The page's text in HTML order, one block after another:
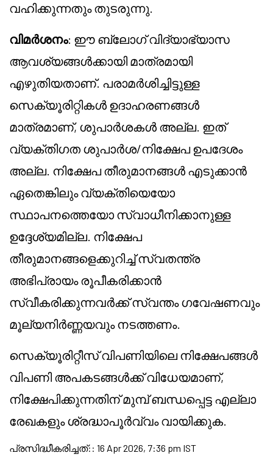
വഹിക്കുന്നതും തുടരുന്നു.
വിമർശനം: ഈ ബ്ലോഗ് വിദ്യാഭ്യാസ
ആവശ്യങ്ങൾക്കായി മാത്രമായി
എഴുതിയതാണ്. പരാമർശിച്ചിട്ടുള്ള
സെക്യൂരിറ്റികൾ ഉദാഹരണങ്ങൾ
മാത്രമാണ്, ശുപാർശകൾ അല്ല. ഇത്
വ്യക്തിഗത ശുപാർശ/നിക്ഷേപ ഉപദേശം
അല്ല. നിക്ഷേപ തീരുമാനങ്ങൾ എടുക്കാൻ
ഏതെങ്കിലും വ്യക്തിയെയോ
സ്ഥാപനത്തെയോ സ്വാധീനിക്കാനുള്ള
ഉദ്ദേശ്യമില്ല. നിക്ഷേപ
തീരുമാനങ്ങളെക്കുറിച്ച് സ്വതന്ത്ര
അഭിപ്രായം രൂപീകരിക്കാൻ
സ്വീകരിക്കുന്നവർക്ക് സ്വന്തം ഗവേഷണവും
മൂല്യനിർണ്ണയവും നടത്തണം.
സെക്യൂരിറ്റീസ് വിപണിയിലെ നിക്ഷേപങ്ങൾ
വിപണി അപകടങ്ങൾക്ക് വിധേയമാണ്,
നിക്ഷേപിക്കുന്നതിന് മുമ്പ് ബന്ധപ്പെട്ട എല്ലാ
രേഖകളും ശ്രദ്ധാപൂർവ്വം വായിക്കുക.
പ്രസിദ്ധീകരിച്ചത്: : 16 Apr 2026, 7:36 pm IST